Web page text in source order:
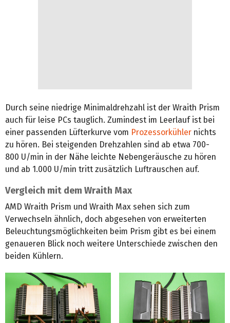
Durch seine niedrige Minimaldrehzahl ist der Wraith Prism
auch für leise PCs tauglich. Zumindest im Leerlauf ist bei
einer passenden Lüfterkurve vom Prozessorkühler nichts
zu hören. Bei steigenden Drehzahlen sind ab etwa 700-
800 U/min in der Nähe leichte Nebengeräusche zu hören
und ab 1.000 U/min tritt zusätzlich Luftrauschen auf.
Vergleich mit dem Wraith Max
AMD Wraith Prism und Wraith Max sehen sich zum
Verwechseln ähnlich, doch abgesehen von erweiterten
Beleuchtungsmöglichkeiten beim Prism gibt es bei einem
genaueren Blick noch weitere Unterschiede zwischen den
beiden Kühlern.